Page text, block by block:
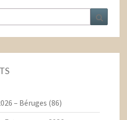
– Béruges (86)